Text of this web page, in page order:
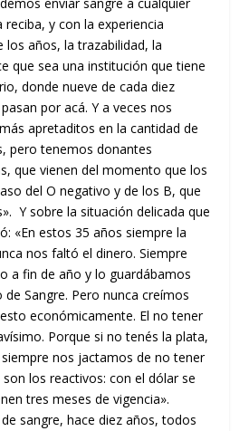
y con la experiencia
los años, la trazabilidad, la
que sea una institución que tiene
donde nueve de cada diez
por acá. Y a veces nos
apretaditos en la cantidad de
pero tenemos donantes
que vienen del momento que los
del O negativo y de los B, que
Y sobre la situación delicada que
«En estos 35 años siempre la
nos faltó el dinero. Siempre
a fin de año y lo guardábamos
Sangre. Pero nunca creímos
económicamente. El no tener
Porque si no tenés la plata,
nos jactamos de no tener
los reactivos: con el dólar se
tres meses de vigencia».
sangre, hace diez años, todos